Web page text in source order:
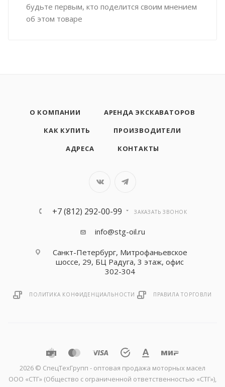
будьте первым, кто поделится своим мнением
об этом товаре
О КОМПАНИИ
АРЕНДА ЭКСКАВАТОРОВ
КАК КУПИТЬ
ПРОИЗВОДИТЕЛИ
АДРЕСА
КОНТАКТЫ
+7 (812) 292-00-99 ЗАКАЗАТЬ ЗВОНОК
info@stg-oil.ru
Санкт-Петербург, Митрофаньевское
шоссе, 29, БЦ Радуга, 3 этаж, офис
302-304
ПОЛИТИКА КОНФИДЕНЦИАЛЬНОСТИ ПРАВИЛА ТОРГОВЛИ
2026 © CпецТехГрупп - оптовая продажа моторных масел
ООО «СТГ» (Общество с ограниченной ответственностью «СТГ»),